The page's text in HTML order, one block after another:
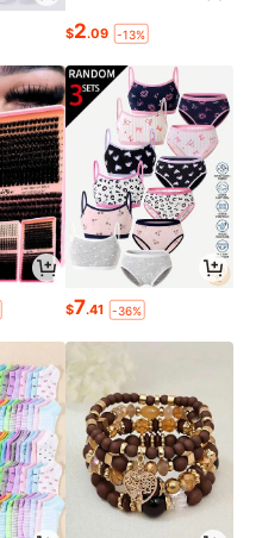
$2.09 -13%
$7.41 -36%